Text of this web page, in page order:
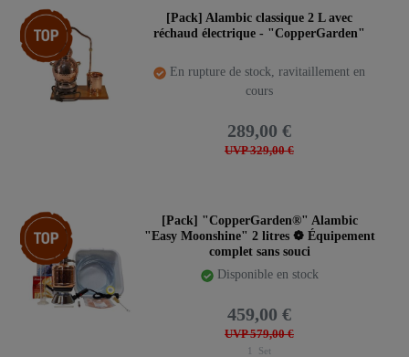
Pack d’articles
[Pack] Alambic classique 2 L avec
réchaud électrique - "CopperGarden"
En rupture de stock, ravitaillement en
cours
UVP 329,00 €
289,00 €
Pack d’articles
[Pack] "CopperGarden®" Alambic
"Easy Moonshine" 2 litres ❁ Équipement
complet sans souci
Disponible en stock
UVP 579,00 €
459,00 €
1 Set